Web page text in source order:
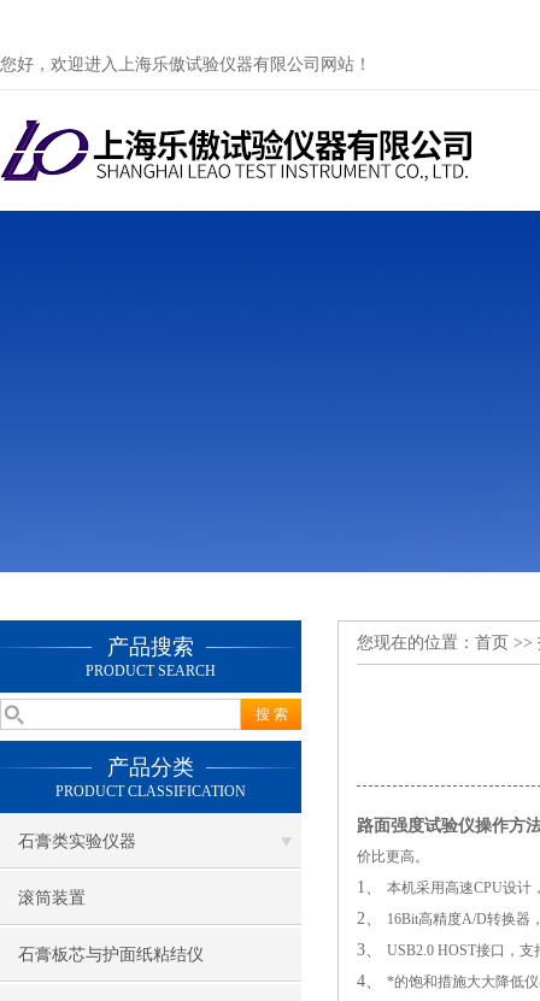
您好，欢迎进入上海乐傲试验仪器有限公司网站！
产品搜索
PRODUCT SEARCH
产品分类
PRODUCT CLASSIFICATION
石膏类实验仪器
滚筒装置
石膏板芯与护面纸粘结仪
您现在的位置： 首页 >>
路面强度试验仪操作方
价比更高。
1、 本机采用高速CPU设计
2、 16Bit高精度A/D转换器
3、 USB2.0 HOST接口，支
4、 *的饱和措施大大降低